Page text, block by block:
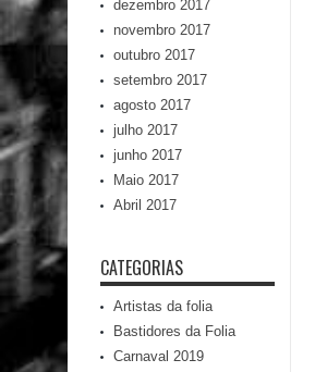
dezembro 2017
novembro 2017
outubro 2017
setembro 2017
agosto 2017
julho 2017
junho 2017
Maio 2017
Abril 2017
CATEGORIAS
Artistas da folia
Bastidores da Folia
Carnaval 2019